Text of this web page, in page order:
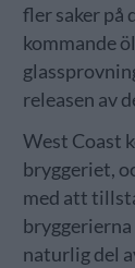
fler saker på
kommande
releasen av
West Coast
bryggeriet,
med att
naturlig del